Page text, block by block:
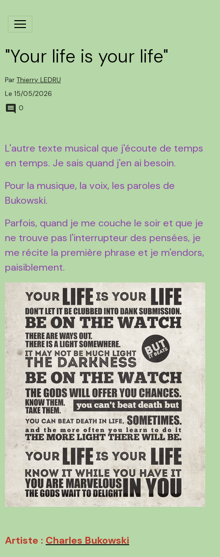
"Your life is your life"
Par Thierry LEDRU
Le 15/05/2026
0
L'autre texte musical que j'écoute de temps
en temps. Je sais quand j'en ai besoin.
Pour la musique, la voix, les paroles de
Bukowski.
Parfois, quand je me couche le soir et que je
ne trouve pas l'interrupteur des pensées, je
me récite la première phrase et je m'endors,
paisiblement.
Artiste : Charles Bukowski